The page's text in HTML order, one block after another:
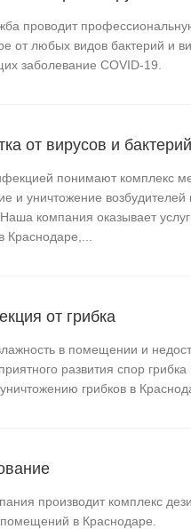
проводит
от любых видов бактерий и
заболевание COVID-19.
от вирусов и бактерий
понимают комплекс
и уничтожение
компания оказывает
Краснодаре,...
от грибка
в помещении и
развития спор
грибков в
производит комплекс
в Краснодаре.